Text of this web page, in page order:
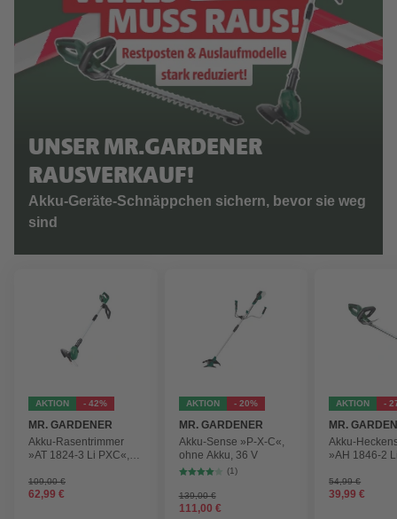
UNSER MR.GARDENER
RAUSVERKAUF!
Akku-Geräte-Schnäppchen sichern, bevor sie weg
sind
AKTION - 42%
MR. GARDENER
Akku-Rasentrimmer
»AT 1824-3 Li PXC«,
109,00 €
62,99 €
AKTION - 20%
MR. GARDENER
Akku-Sense »P-X-C«,
ohne Akku, 36 V
(1)
139,00 €
111,00 €
AKTION -
MR.
Akku-
»AH 1846-2
54,99 €
39,99 €